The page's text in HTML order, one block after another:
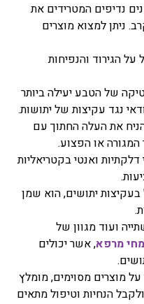
באך ולפעמים ניתן גם לומר
טיפות פרחי באך. השימוש
בפרחי באך תמציות נועד
וריכוז, היפר אקטיביות, מתחים
טראומטיות ועוד בעיות רגשיות
אחרות בעיקר.
נדיפים המטרידים את
ניתן למצוא מוצרים
על הגירוד והנפיחות
של הטבע יעילה ביותר
נגד עקיצות של יתושות.
את העלה החתוך עם
המגורה או הפצוע.
ואנטי בקטריאליות
בעקיצות יתושים, הוא שמן
ועוד מגוון של
מרפא, אשר יכולים
מוצרים מסוימים, מומלץ
הנחיות וטיפול מתאים